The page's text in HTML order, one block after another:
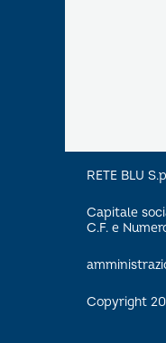
RETE BLU
Capitale
C.F. e
Copyright